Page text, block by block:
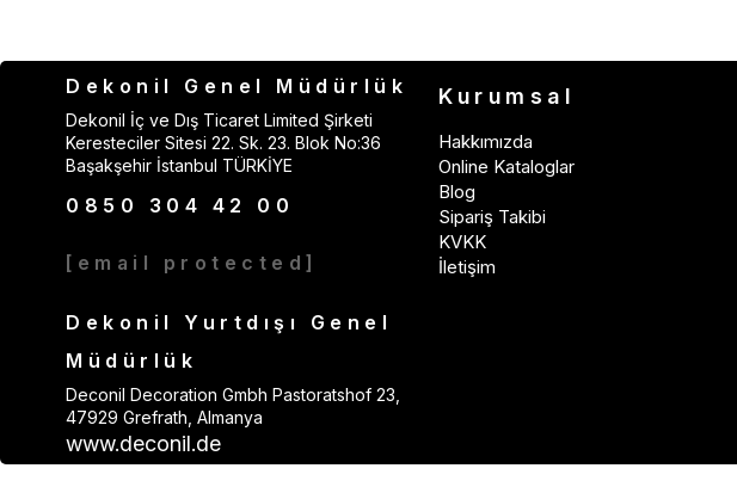
Dekonil Genel Müdürlük
Dekonil İç ve Dış Ticaret Limited Şirketi
Keresteciler Sitesi 22. Sk. 23. Blok No:36
Başakşehir İstanbul TÜRKİYE
0850 304 42 00
[email protected]
Dekonil Yurtdışı Genel
Müdürlük
Deconil Decoration Gmbh Pastoratshof 23,
47929 Grefrath, Almanya
www.deconil.de
Kurumsal
Hakkımızda
Online Kataloglar
Blog
Sipariş Takibi
KVKK
İletişim